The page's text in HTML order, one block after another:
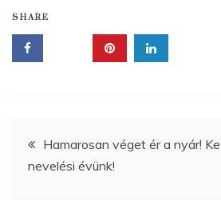
SHARE
Bejegyzés
navigáció
Hamarosan véget ér a nyár!
nevelési évünk!